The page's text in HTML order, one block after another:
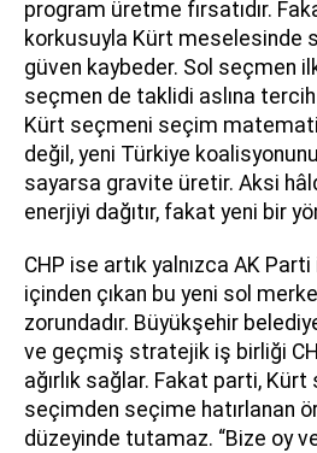
program üretme fırsatıdır.
korkusuyla Kürt meselesinde
güven kaybeder. Sol seçmen
seçmen de taklidi aslına
Kürt seçmeni seçim
değil, yeni Türkiye
sayarsa gravite üretir. Aksi
enerjiyi dağıtır, fakat yeni bir
CHP ise artık yalnızca AK
içinden çıkan bu yeni sol
zorundadır. Büyükşehir
ve geçmiş stratejik iş birliği
ağırlık sağlar. Fakat parti,
seçimden seçime hatırlanan
düzeyinde tutamaz. “Bize oy